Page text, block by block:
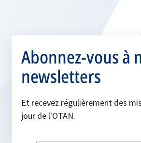
Abonnez-vous à
newsletters
Et recevez régulièrement des
jour de l'OTAN.